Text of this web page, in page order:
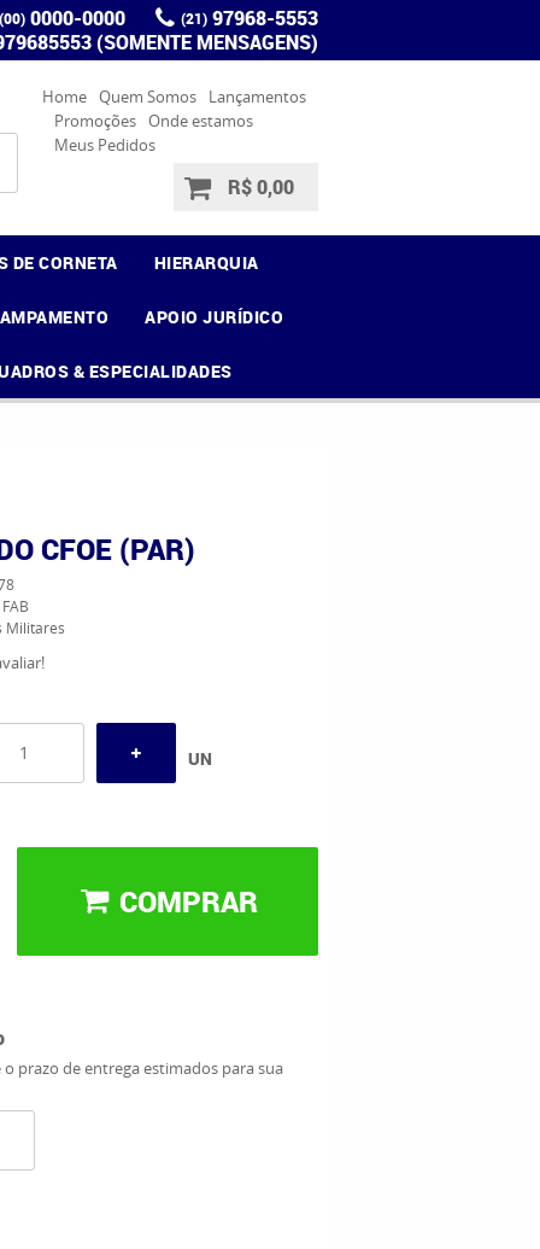
(00) 0000-0000 (21) 97968-5553
(SOMENTE MENSAGENS)
Home Quem Somos
Lançamentos
Promoções Onde estamos
Meus Pedidos
R$ 0,00
DE CORNETA HIERARQUIA
APOIO JURÍDICO
& ESPECIALIDADES
CFOE (PAR)
Militares
UN
COMPRAR
prazo de entrega estimados para sua